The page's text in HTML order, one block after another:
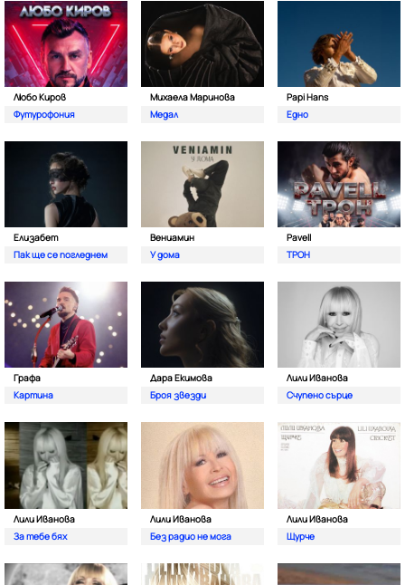
Любо Киров
Футурофония
Михаела Маринова
Медал
Papi Hans
Едно
Елизабет
Пак ще се погледнем
Вениамин
У дома
Pavell
ТРОН
Графа
Картина
Дара Екимова
Броя звезди
Лили Иванова
Счупено сърце
Лили Иванова
За тебе бях
Лили Иванова
Без радио не мога
Лили Иванова
Щурче